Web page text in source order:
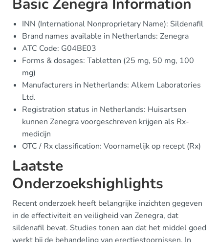
INN (International Nonproprietary Name): Sildenafil
Brand names available in Netherlands: Zenegra
ATC Code: G04BE03
Forms & dosages: Tabletten (25 mg, 50 mg, 100
mg)
Manufacturers in Netherlands: Alkem Laboratories
Ltd.
Registration status in Netherlands: Huisartsen
kunnen Zenegra voorgeschreven krijgen als Rx-
medicijn
OTC / Rx classification: Voornamelijk op recept (Rx)
Laatste
Onderzoekshighlights
Recent onderzoek heeft belangrijke inzichten gegeven
in de effectiviteit en veiligheid van Zenegra, dat
sildenafil bevat. Studies tonen aan dat het middel goed
werkt bij de behandeling van erectiestoornissen. In